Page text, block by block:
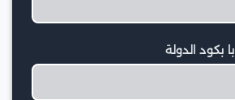
بكود الدولة